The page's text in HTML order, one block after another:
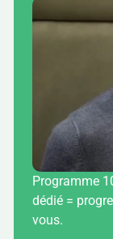
Programme
dédié =
vous.